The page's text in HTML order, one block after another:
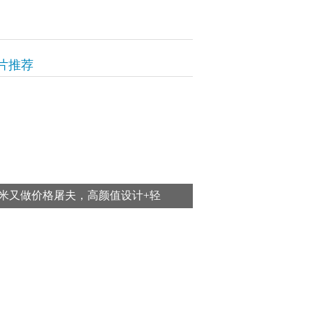
推荐
又做价格屠夫，高颜值设计+轻